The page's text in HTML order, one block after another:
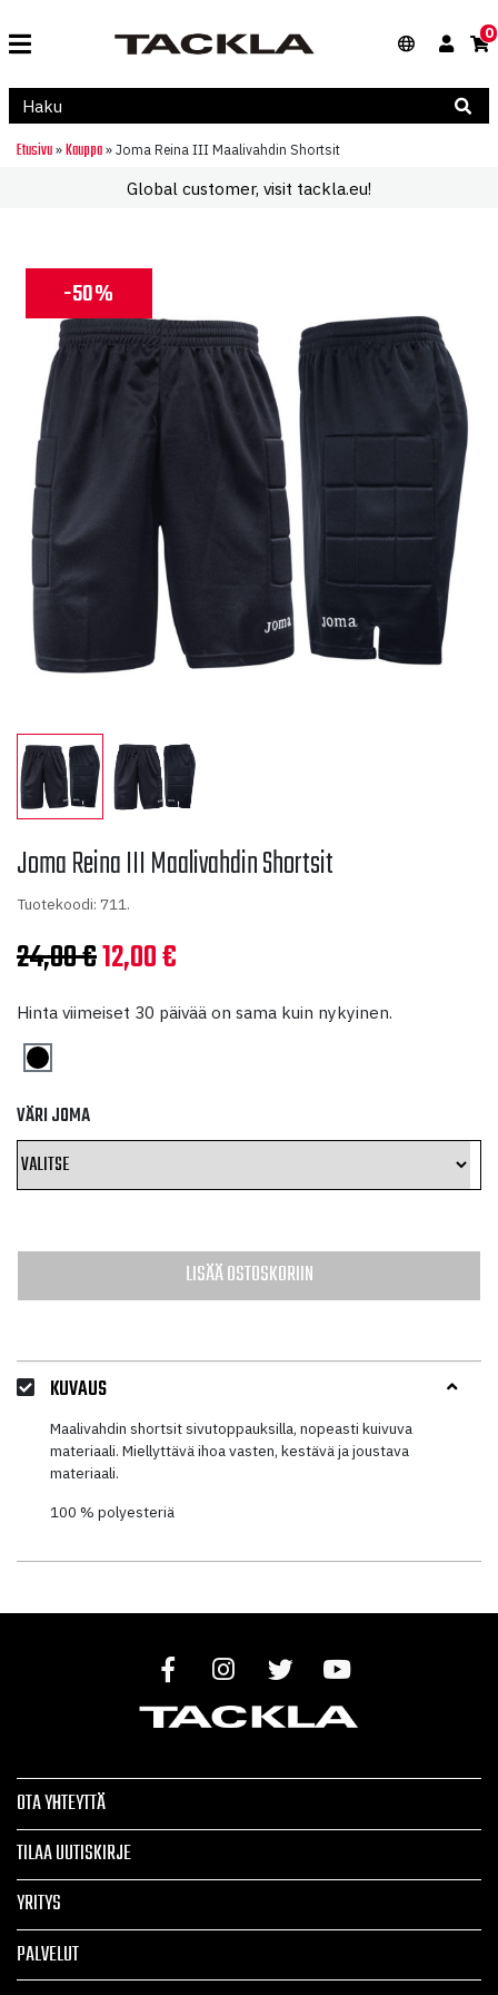
0
Etusivu » Kauppa » Joma Reina III Maalivahdin Shortsit
Global customer, visit tackla.eu!
-50%
Joma Reina III Maalivahdin Shortsit
Tuotekoodi: 711.
24,00€Alkuperäinen
hinta
12,00€
hinta
Hinta viimeiset 30 päivää on sama kuin nykyinen.
VÄRI JOMA
LISÄÄ OSTOSKORIIN
KUVAUS
Maalivahdin shortsit sivutoppauksilla, nopeasti kuivuva
materiaali. Miellyttävä ihoa vasten, kestävä ja joustava
materiaali.
100 % polyesteriä
OTA YHTEYTTÄ
TILAA UUTISKIRJE
YRITYS
PALVELUT